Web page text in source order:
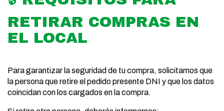
RETIRAR COMPRAS EN
EL LOCAL
Para garantizar la seguridad de tu compra, solicitamos que
la persona que retire el pedido presente DNI y que los datos
coincidan con los cargados en la compra.